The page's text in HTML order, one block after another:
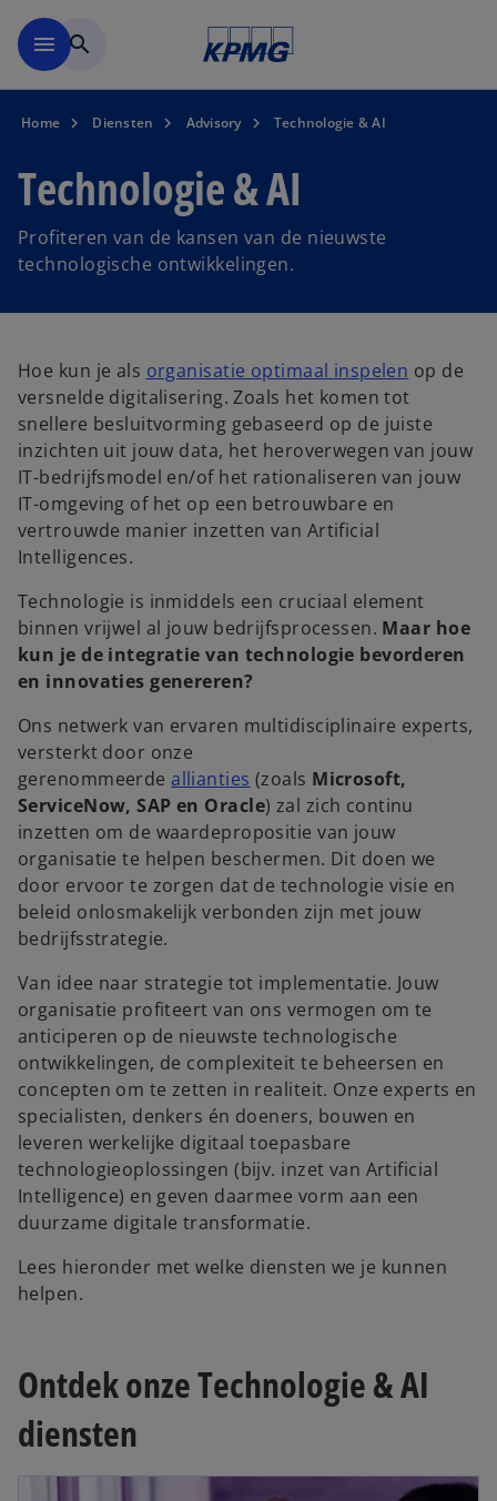
menu search
Home Diensten Advisory Technologie & AI
Technologie & AI
Profiteren van de kansen van de nieuwste
technologische ontwikkelingen.
Hoe kun je als organisatie optimaal inspelen op de
versnelde digitalisering. Zoals het komen tot
snellere besluitvorming gebaseerd op de juiste
inzichten uit jouw data, het heroverwegen van jouw
IT-bedrijfsmodel en/of het rationaliseren van jouw
IT-omgeving of het op een betrouwbare en
vertrouwde manier inzetten van Artificial
Intelligences.
Technologie is inmiddels een cruciaal element
binnen vrijwel al jouw bedrijfsprocessen. Maar hoe
kun je de integratie van technologie bevorderen
en innovaties genereren?
Ons netwerk van ervaren multidisciplinaire experts,
versterkt door onze
gerenommeerdeallianties (zoals Microsoft,
ServiceNow, SAP en Oracle) zal zich continu
inzetten om de waardepropositie van jouw
organisatie te helpen beschermen. Dit doen we
door ervoor te zorgen dat de technologie visie en
beleid onlosmakelijk verbonden zijn met jouw
bedrijfsstrategie.
Van idee naar strategie tot implementatie. Jouw
organisatie profiteert van ons vermogen om te
anticiperen op de nieuwste technologische
ontwikkelingen, de complexiteit te beheersen en
concepten om te zetten in realiteit. Onze experts en
specialisten, denkers én doeners, bouwen en
leveren werkelijke digitaal toepasbare
technologieoplossingen (bijv. inzet van Artificial
Intelligence) en geven daarmee vorm aan een
duurzame digitale transformatie.
Lees hieronder met welke diensten we je kunnen
helpen.
Ontdek onze Technologie & AI
diensten